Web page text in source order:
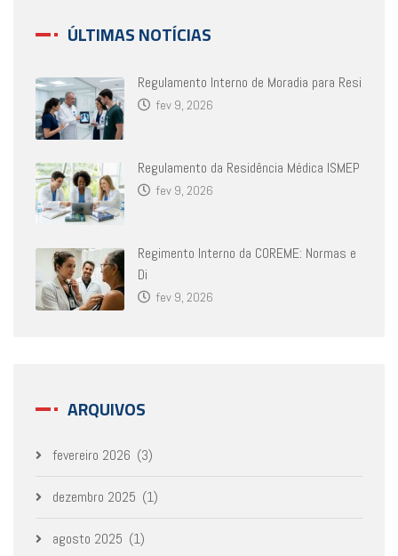
ÚLTIMAS NOTÍCIAS
Regulamento Interno de Moradia para Resi
fev 9, 2026
Regulamento da Residência Médica ISMEP
fev 9, 2026
Regimento Interno da COREME: Normas e
Di
fev 9, 2026
ARQUIVOS
fevereiro 2026 (3)
dezembro 2025 (1)
agosto 2025 (1)